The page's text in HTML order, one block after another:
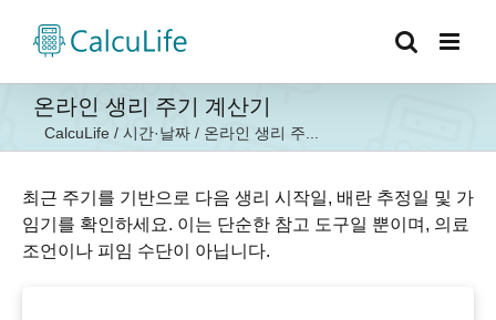
온라인 생리 주기 계산기
CalcuLife / 시간·날짜 / 온라인 생리 주...
최근 주기를 기반으로 다음 생리 시작일, 배란 추정일 및 가
임기를 확인하세요. 이는 단순한 참고 도구일 뿐이며, 의료
조언이나 피임 수단이 아닙니다.